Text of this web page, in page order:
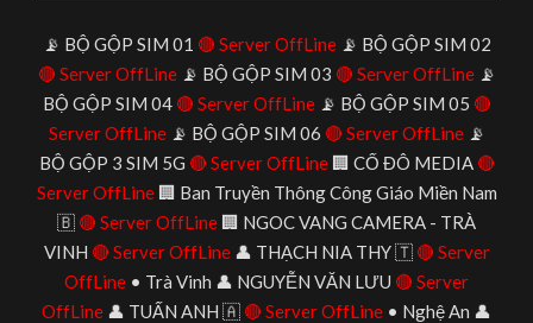
📡 BỘ GỘP SIM 01 🔴 Server OffLine📡 BỘ GỘP SIM 02
🔴 Server OffLine📡 BỘ GỘP SIM 03 🔴 Server OffLine📡
BỘ GỘP SIM 04 🔴 Server OffLine📡 BỘ GỘP SIM 05 🔴
Server OffLine📡 BỘ GỘP SIM 06 🔴 Server OffLine📡
BỘ GỘP 3 SIM 5G 🔴 Server OffLine🏢 CỐ ĐÔ MEDIA 🔴
Server OffLine🏢 Ban Truyền Thông Công Giáo Miền Nam
🇧 🔴 Server OffLine 🏢 NGOC VANG CAMERA - TRÀ
VINH 🔴 Server OffLine👤 THẠCH NIA THY 🇹 🔴 Server
OffLine • Trà Vinh 👤 NGUYỄN VĂN LƯU 🔴 Server
OffLine 👤 TUẤN ANH 🇦 🔴 Server OffLine • Nghệ An 👤